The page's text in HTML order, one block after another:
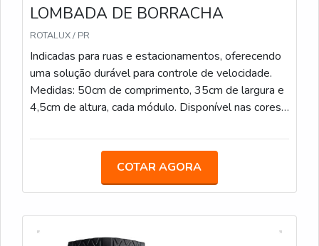
LOMBADA DE BORRACHA
ROTALUX / PR
Indicadas para ruas e estacionamentos, oferecendo
uma solução durável para controle de velocidade.
Medidas: 50cm de comprimento, 35cm de largura e
4,5cm de altura, cada módulo. Disponível nas cores
COTAR AGORA